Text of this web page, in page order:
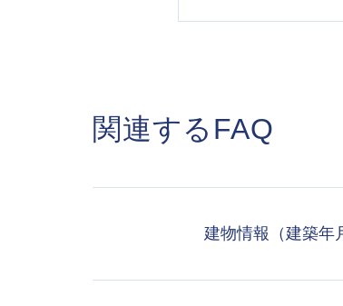
関連するFAQ
建物情報（建築年